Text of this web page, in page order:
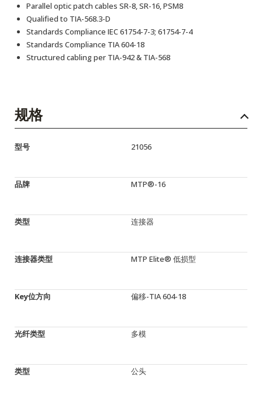
Parallel optic patch cables SR-8, SR-16, PSM8
Qualified to TIA-568.3-D
Standards Compliance IEC 61754-7-3; 61754-7-4
Standards Compliance TIA 604-18
Structured cabling per TIA-942 & TIA-568
规格
型号 21056
品牌 MTP®-16
类型 连接器
连接器类型 MTP Elite® 低损型
Key位方向 偏移-TIA 604-18
光纤类型 多模
类型 公头